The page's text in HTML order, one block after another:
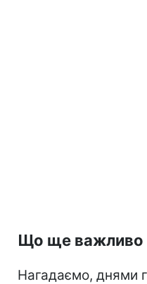
Що ще важливо
Нагадаємо, днями